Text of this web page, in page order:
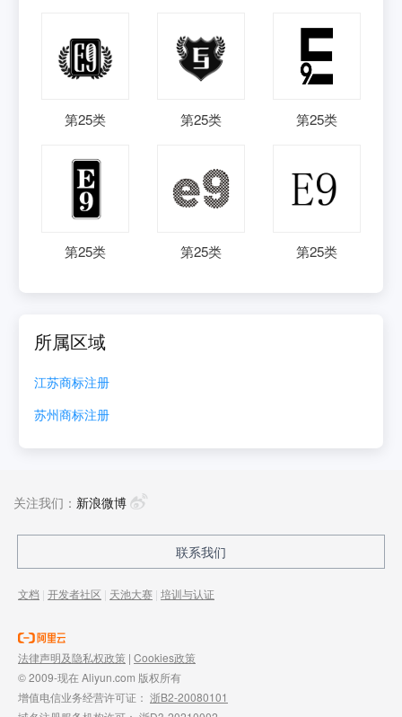
第25类 第25类 第25类
第25类 第25类 第25类
所属区域
江苏商标注册
苏州商标注册